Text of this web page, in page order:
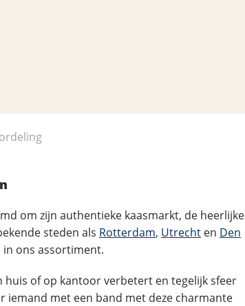
om zijn authentieke kaasmarkt, de heerlijke
steden als Rotterdam, Utrecht en Den
ons assortiment.
huis of op kantoor verbetert en tegelijk sfeer
iemand met een band met deze charmante